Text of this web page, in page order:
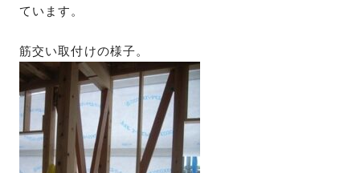
ています。
筋交い取付けの様子。